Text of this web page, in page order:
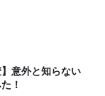
】意外と知らない
！